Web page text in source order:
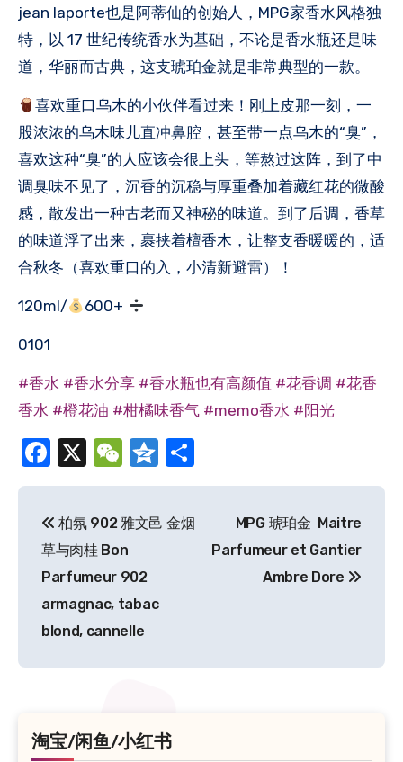
jean laporte也是阿蒂仙的创始人，MPG家香水风格独
特，以 17 世纪传统香水为基础，不论是香水瓶还是味
道，华丽而古典，这支琥珀金就是非常典型的一款。
喜欢重口乌木的小伙伴看过来！刚上皮那一刻，一
股浓浓的乌木味儿直冲鼻腔，甚至带一点乌木的“臭”，
喜欢这种“臭”的人应该会很上头，等熬过这阵，到了中
调臭味不见了，沉香的沉稳与厚重叠加着藏红花的微酸
感，散发出一种古老而又神秘的味道。到了后调，香草
的味道浮了出来，裹挟着檀香木，让整支香暖暖的，适
合秋冬（喜欢重口的入，小清新避雷）！
120ml/ 600+
0101
#香水 #香水分享 #香水瓶也有高颜值 #花香调 #花香
香水 #橙花油 #柑橘味香气 #memo香水 #阳光
Facebook
X WeChat
Qzone
享
章
导
航
柏氛 902 雅文邑 金烟
草与肉桂 Bon
Parfumeur 902
armagnac, tabac
blond, cannelle
MPG 琥珀金 Maitre
Parfumeur et Gantier
Ambre Dore
淘宝/闲鱼/小红书